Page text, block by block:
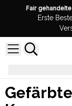
Fair
Erste